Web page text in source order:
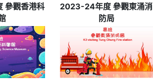
觀香港科
2023-24年度 參觀東涌消
防局